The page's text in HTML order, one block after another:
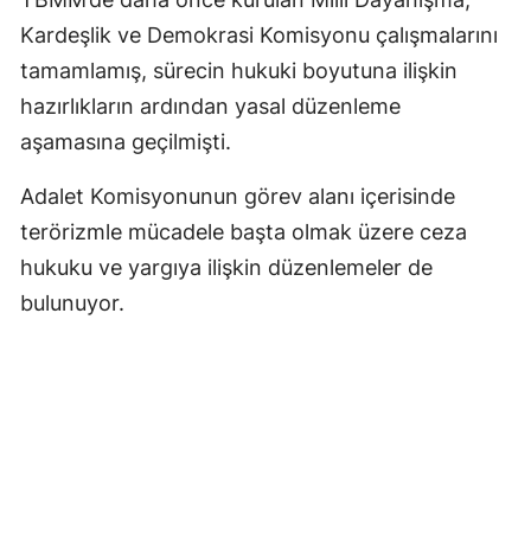
Kardeşlik ve Demokrasi Komisyonu çalışmalarını
tamamlamış, sürecin hukuki boyutuna ilişkin
hazırlıkların ardından yasal düzenleme
aşamasına geçilmişti.
Adalet Komisyonunun görev alanı içerisinde
terörizmle mücadele başta olmak üzere ceza
hukuku ve yargıya ilişkin düzenlemeler de
bulunuyor.